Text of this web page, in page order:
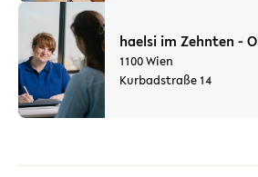
haelsi im Zehnten -
1100 Wien
Kurbadstraße 14